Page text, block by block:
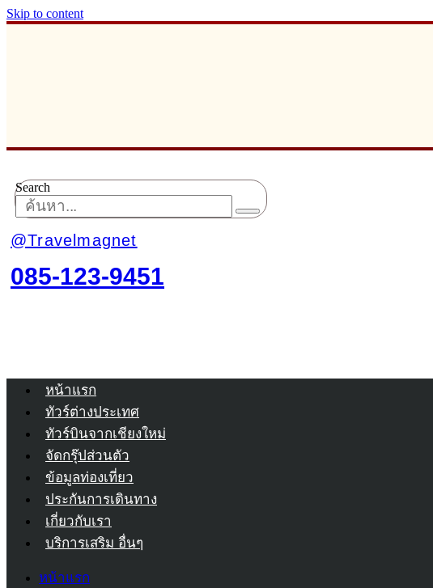
Skip to content
Search
@Travelmagnet
085-123-9451
หน้าแรก
ทัวร์ต่างประเทศ
ทัวร์บินจากเชียงใหม่
จัดกรุ๊ปส่วนตัว
ข้อมูลท่องเที่ยว
ประกันการเดินทาง
เกี่ยวกับเรา
บริการเสริม อื่นๆ
หน้าแรก